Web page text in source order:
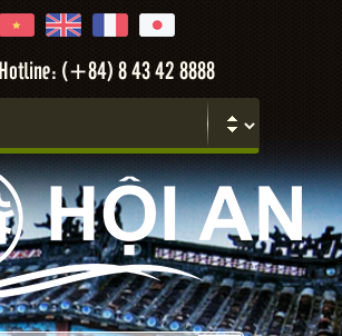
Hotline: (+84) 8 43 42 8888